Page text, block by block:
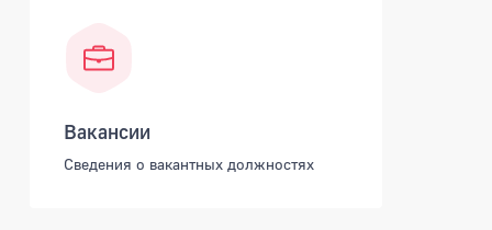
Вакансии
Сведения о вакантных должностях